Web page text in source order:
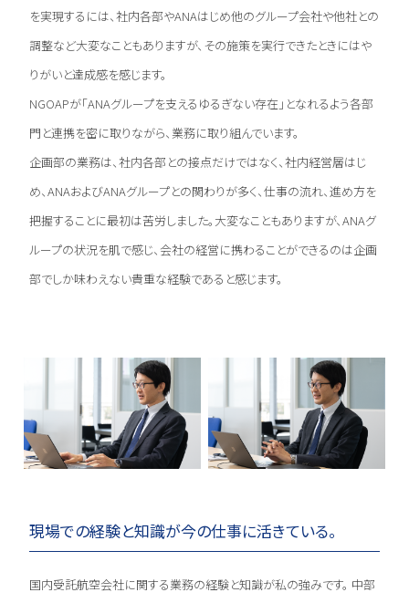
を実現するには、社内各部やANAはじめ他のグループ会社や他社との
調整など大変なこともありますが、その施策を実行できたときにはや
りがいと達成感を感じます。
NGOAPが「ANAグループを支えるゆるぎない存在」となれるよう各部
門と連携を密に取りながら、業務に取り組んでいます。
企画部の業務は、社内各部との接点だけではなく、社内経営層はじ
め、ANAおよびANAグループとの関わりが多く、仕事の流れ、進め方を
把握することに最初は苦労しました。大変なこともありますが、ANAグ
ループの状況を肌で感じ、会社の経営に携わることができるのは企画
部でしか味わえない貴重な経験であると感じます。
現場での経験と知識が今の仕事に活きている。
国内受託航空会社に関する業務の経験と知識が私の強みです。 中部